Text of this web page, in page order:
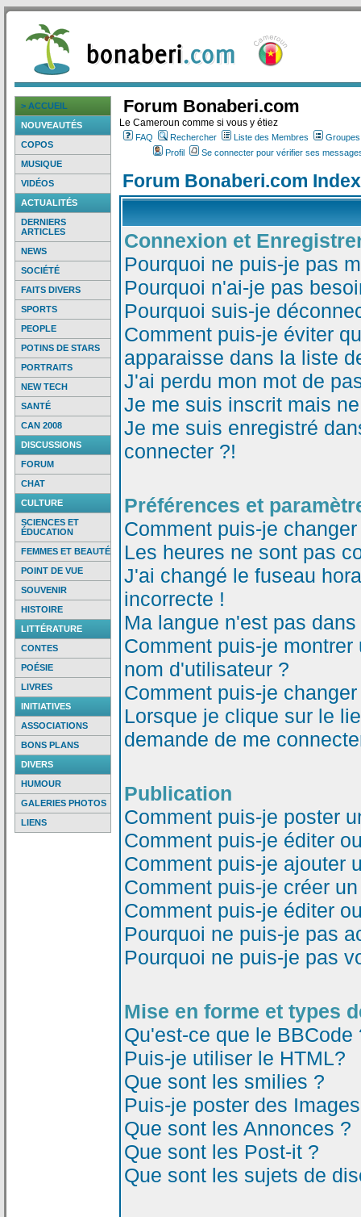
> ACCUEIL
NOUVEAUTÉS
COPOS
MUSIQUE
VIDÉOS
ACTUALITÉS
DERNIERS
ARTICLES
NEWS
SOCIÉTÉ
FAITS DIVERS
SPORTS
PEOPLE
POTINS DE STARS
PORTRAITS
NEW TECH
SANTÉ
CAN 2008
DISCUSSIONS
FORUM
CHAT
CULTURE
SCIENCES ET
ÉDUCATION
FEMMES ET BEAUTÉ
POINT DE VUE
SOUVENIR
HISTOIRE
LITTÉRATURE
CONTES
POÉSIE
LIVRES
INITIATIVES
ASSOCIATIONS
BONS PLANS
DIVERS
HUMOUR
GALERIES PHOTOS
LIENS
Forum Bonaberi.com
Le Cameroun comme si vous y étiez
FAQ Rechercher Liste des Membres
Profil
Se connecter pour vérifier ses
Forum Bonaberi.com
Connexion et
Pourquoi ne puis-je pas
Pourquoi n'ai-je pas
Pourquoi suis-je
Comment puis-je éviter
apparaisse dans la liste
J'ai perdu mon mot de
Je me suis inscrit mais
Je me suis enregistré
connecter ?!
Préférences et
Comment puis-je
Les heures ne sont pas
J'ai changé le fuseau
incorrecte !
Ma langue n'est pas
Comment puis-je
nom d'utilisateur ?
Comment puis-je
Lorsque je clique sur le
demande de me
Publication
Comment puis-je poster
Comment puis-je éditer
Comment puis-je ajouter
Comment puis-je créer
Comment puis-je éditer
Pourquoi ne puis-je pas
Pourquoi ne puis-je pas
Mise en forme et types
Qu'est-ce que le BBCode
Puis-je utiliser le HTML?
Que sont les smilies ?
Puis-je poster des
Que sont les Annonces ?
Que sont les Post-it ?
Que sont les sujets de